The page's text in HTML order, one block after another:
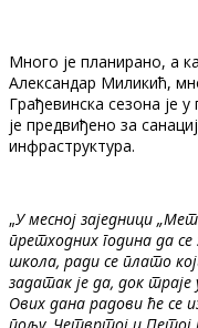
Много је планирано, а
Александар Миликић,
Грађевинска сезона је
је предвиђено за
инфраструктура.
„У месној заједници
претходних година да
школа, ради се плато
задатак је да, док траје
Ових дана радови ће се
пољу, Четвртој и Петој